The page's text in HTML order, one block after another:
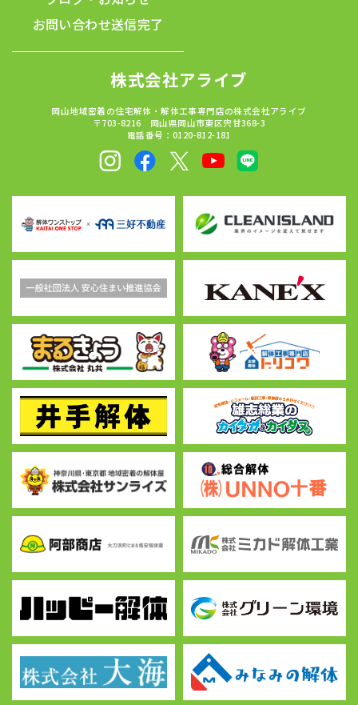
お問い合わせ送信完了
株式会社アライブ
岡山地域密着の住宅解体・解体工事専門店の株式会社アライブ
〒703-8216 岡山県岡山市東区宍甘368-3
電話番号：0120-812-181